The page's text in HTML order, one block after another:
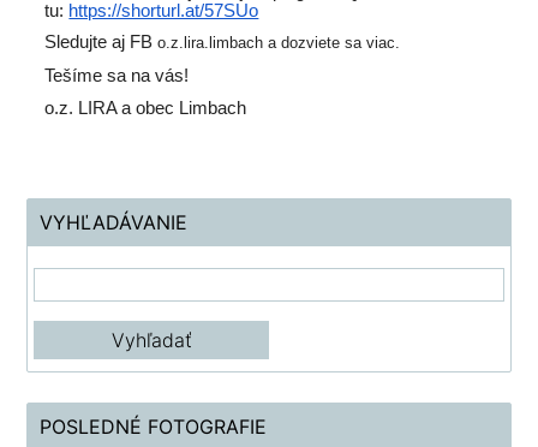
tu: https://shorturl.at/57SUo
Sledujte aj FBo.z.lira.limbach a dozviete sa viac.
Tešíme sa na vás!
o.z. LIRA a obec Limbach
VYHĽADÁVANIE
POSLEDNÉ FOTOGRAFIE